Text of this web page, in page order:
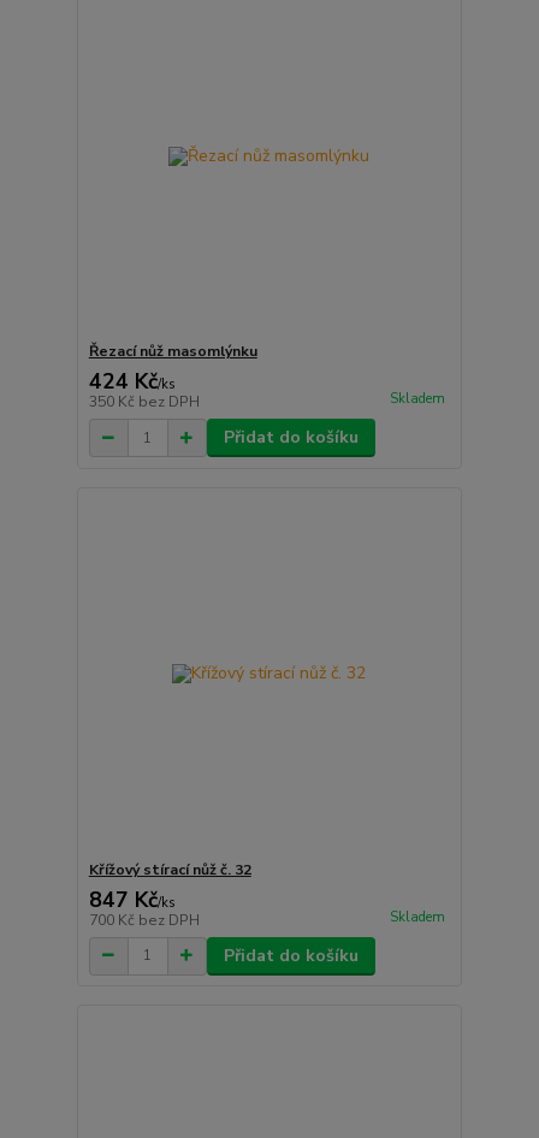
Řezací nůž masomlýnku
424 Kč/ks
350 Kč bez DPH Skladem
Přidat do košíku
Křížový stírací nůž č. 32
847 Kč/ks
700 Kč bez DPH Skladem
Přidat do košíku